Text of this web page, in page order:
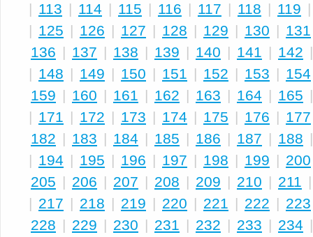
| 113 | 114 | 115 | 116 | 117 | 118 | 119
| 125 | 126 | 127 | 128 | 129 | 130 | 131
136 | 137 | 138 | 139 | 140 | 141 | 142
| 148 | 149 | 150 | 151 | 152 | 153 | 154
159 | 160 | 161 | 162 | 163 | 164 | 165
| 171 | 172 | 173 | 174 | 175 | 176 | 177
182 | 183 | 184 | 185 | 186 | 187 | 188
| 194 | 195 | 196 | 197 | 198 | 199 | 200
205 | 206 | 207 | 208 | 209 | 210 | 211
| 217 | 218 | 219 | 220 | 221 | 222 | 223
228 | 229 | 230 | 231 | 232 | 233 | 234